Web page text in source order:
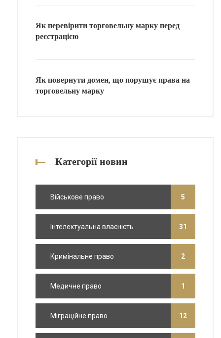
Як перевірити торговельну марку перед
реєстрацією
Як повернути домен, що порушує права на
торговельну марку
Категорії новин
Військове право 5
Інтелектуальна власність 31
Кримінальне право 2
Медичне право 1
Міграційне право 12